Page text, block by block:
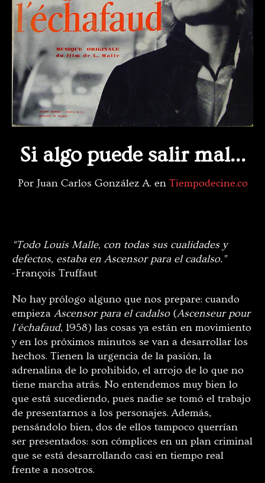
Si algo puede salir mal…
Por Juan Carlos González A. en Tiempodecine.co
“Todo Louis Malle, con todas sus cualidades y
defectos, estaba en Ascensor para el cadalso.”
-François Truffaut
No hay prólogo alguno que nos prepare: cuando
empieza Ascensor para el cadalso(Ascenseur pour
l’échafaud, 1958) las cosas ya están en movimiento
y en los próximos minutos se van a desarrollar los
hechos. Tienen la urgencia de la pasión, la
adrenalina de lo prohibido, el arrojo de lo que no
tiene marcha atrás. No entendemos muy bien lo
que está sucediendo, pues nadie se tomó el trabajo
de presentarnos a los personajes. Además,
pensándolo bien, dos de ellos tampoco querrían
ser presentados: son cómplices en un plan criminal
que se está desarrollando casi en tiempo real
frente a nosotros.